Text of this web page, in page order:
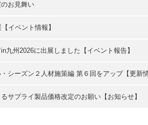
お見舞い
イベント情報】
九州2026に出展しました【イベント報告】
シーズン２人材施策編 第６回をアップ【更新情
サプライ製品価格改定のお願い【お知らせ】